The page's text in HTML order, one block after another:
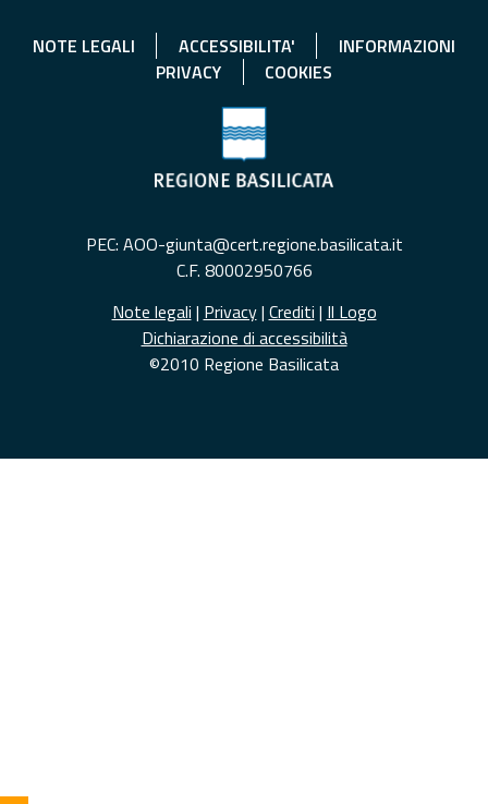
NOTE LEGALI ACCESSIBILITA'
INFORMAZIONI
PRIVACY
COOKIES
PEC: AOO-giunta@cert.regione.basilicata.it
C.F. 80002950766
Note legali | Privacy| Crediti | Il Logo
Dichiarazione di accessibilità
©2010 Regione Basilicata